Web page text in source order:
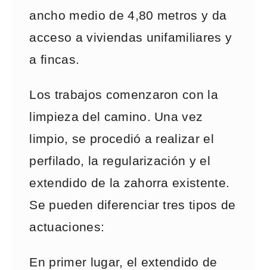
ancho medio de 4,80 metros y da
acceso a viviendas unifamiliares y
a fincas.
Los trabajos comenzaron con la
limpieza del camino. Una vez
limpio, se procedió a realizar el
perfilado, la regularización y el
extendido de la zahorra existente.
Se pueden diferenciar tres tipos de
actuaciones:
En primer lugar, el extendido de